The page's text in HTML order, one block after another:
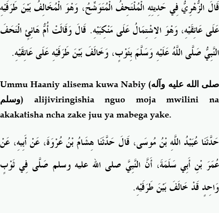
قَالَ الزُّهْرِيُّ فِي حَدِيثِهِ الْمُلْتَحِفُ الْمُتَوَشِّحُ، وَهْوَ الْمُخَالِفُ بَيْنَ طَرَفَيْهِ
عَلَى عَاتِقَيْهِ، وَهْوَ الاِشْتِمَالُ عَلَى مَنْكِبَيْهِ. قَالَ وَقَالَتْ أُمُّ هَانِئٍ الْتَحَفَ
النَّبِيُّ صَلَّى اللَّهُ عَلَيْهِ وَسَلَّمَ بِثَوْبٍ، وَخَالَفَ بَيْنَ طَرَفَيْهِ عَلَى عَاتِقَيْهِ.
Ummu Haaniy alisema kuwa Nabiy (صلى الله عليه وآله
وسلم) alijiviringishia nguo moja mwilini na
akakatisha ncha zake juu ya mabega yake.
حَدَّثَنَا عُبَيْدُ اللَّهِ بْنُ مُوسَى، قَالَ حَدَّثَنَا هِشَامُ بْنُ عُرْوَةَ، عَنْ أَبِيهِ، عَنْ
عُمَرَ بْنِ أَبِي سَلَمَةَ، أَنَّ النَّبِيَّ صلى الله عليه وسلم صَلَّى فِي ثَوْبٍ
وَاحِدٍ قَدْ خَالَفَ بَيْنَ طَرَفَيْهِ‏.‏